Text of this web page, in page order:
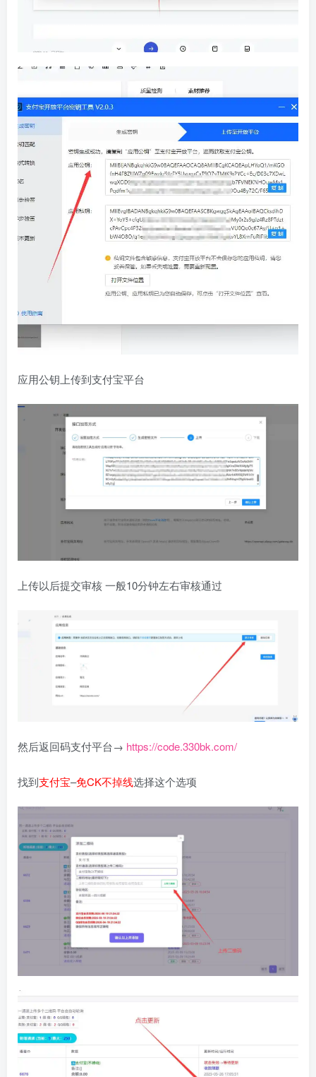
应用公钥上传到支付宝平台
上传以后提交审核 一般10分钟左右审核通过
然后返回码支付平台→ https://code.330bk.com/
找到支付宝–免CK不掉线选择这个选项